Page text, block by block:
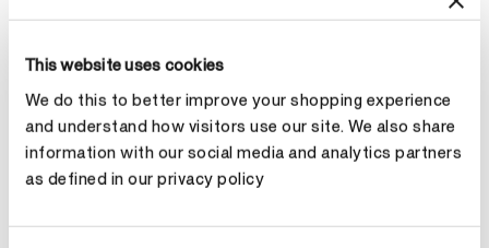
This website uses cookies
We do this to better improve your shopping experience
and understand how visitors use our site. We also share
information with our social media and analytics partners
as defined in our privacy policy
選擇 金屬
預約鑑賞